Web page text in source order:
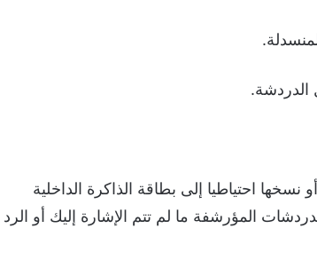
الدردشة.
احتياطيا إلى بطاقة الذاكرة الداخلية
المؤرشفة ما لم تتم الإشارة إليك أو الرد